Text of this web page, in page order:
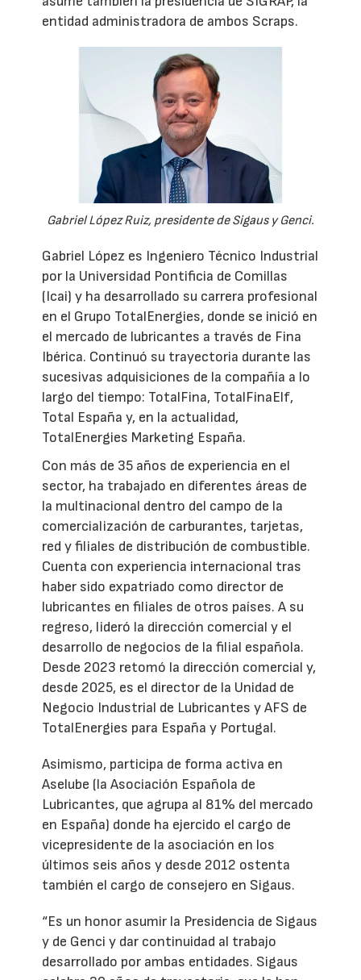
entidad administradora de ambos Scraps.
Gabriel López Ruiz, presidente de Sigaus y Genci.
Gabriel López es Ingeniero Técnico Industrial
por la Universidad Pontificia de Comillas
(Icai) y ha desarrollado su carrera profesional
en el Grupo TotalEnergies, donde se inició en
el mercado de lubricantes a través de Fina
Ibérica. Continuó su trayectoria durante las
sucesivas adquisiciones de la compañía a lo
largo del tiempo: TotalFina, TotalFinaElf,
Total España y, en la actualidad,
TotalEnergies Marketing España.
Con más de 35 años de experiencia en el
sector, ha trabajado en diferentes áreas de
la multinacional dentro del campo de la
comercialización de carburantes, tarjetas,
red y filiales de distribución de combustible.
Cuenta con experiencia internacional tras
haber sido expatriado como director de
lubricantes en filiales de otros países. A su
regreso, lideró la dirección comercial y el
desarrollo de negocios de la filial española.
Desde 2023 retomó la dirección comercial y,
desde 2025, es el director de la Unidad de
Negocio Industrial de Lubricantes y AFS de
TotalEnergies para España y Portugal.
Asimismo, participa de forma activa en
Aselube (la Asociación Española de
Lubricantes, que agrupa al 81% del mercado
en España) donde ha ejercido el cargo de
vicepresidente de la asociación en los
últimos seis años y desde 2012 ostenta
también el cargo de consejero en Sigaus.
“Es un honor asumir la Presidencia de Sigaus
y de Genci y dar continuidad al trabajo
desarrollado por ambas entidades. Sigaus